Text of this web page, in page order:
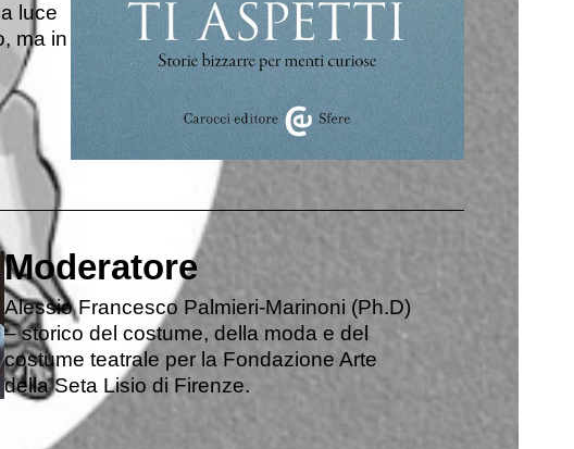
luce
ma in
Moderatore
Alessio Francesco Palmieri-Marinoni (Ph.D)
– storico del costume, della moda e del
costume teatrale per la Fondazione Arte
della Seta Lisio di Firenze.